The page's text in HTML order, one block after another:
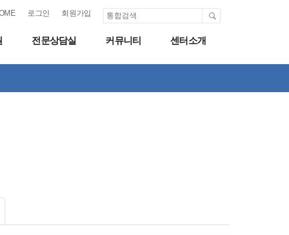
로그인 회원가입
전문상담실 커뮤니티 센터소개